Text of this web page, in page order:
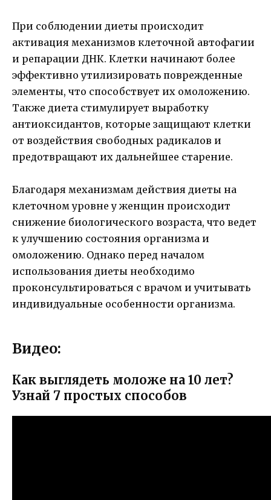
При соблюдении диеты происходит
активация механизмов клеточной автофагии
и репарации ДНК. Клетки начинают более
эффективно утилизировать поврежденные
элементы, что способствует их омоложению.
Также диета стимулирует выработку
антиоксидантов, которые защищают клетки
от воздействия свободных радикалов и
предотвращают их дальнейшее старение.
Благодаря механизмам действия диеты на
клеточном уровне у женщин происходит
снижение биологического возраста, что ведет
к улучшению состояния организма и
омоложению. Однако перед началом
использования диеты необходимо
проконсультироваться с врачом и учитывать
индивидуальные особенности организма.
Видео:
Как выглядеть моложе на 10 лет?
Узнай 7 простых способов